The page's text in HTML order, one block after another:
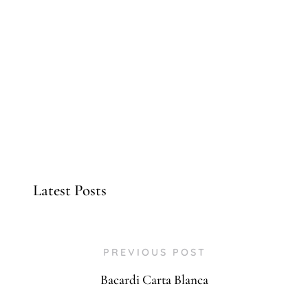
Latest Posts
PREVIOUS POST
Bacardi Carta Blanca